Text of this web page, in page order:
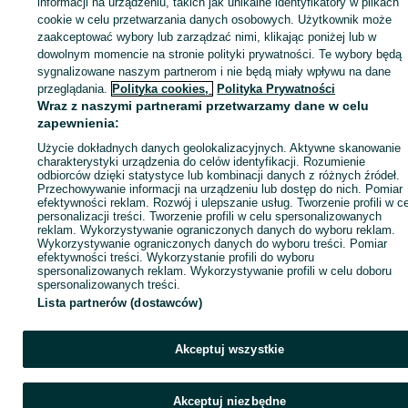
KATEGORIA
ID:814270293 Wyświetlenia:
Zadzwoń / SMS
cookie w celu przetwarzania danych osobowych. Użytkownik może
zaakceptować wybory lub zarządzać nimi, klikając poniżej lub w
dowolnym momencie na stronie polityki prywatności. Te wybory będą
sygnalizowane naszym partnerom i nie będą miały wpływu na dane
przeglądania. Polityka cookies, Polityka Prywatności
Wraz z naszymi partnerami przetwarzamy dane w celu
zapewnienia:
Użycie dokładnych danych geolokalizacyjnych. Aktywne skanowanie
charakterystyki urządzenia do celów identyfikacji. Rozumienie
odbiorców dzięki statystyce lub kombinacji danych z różnych źródeł.
Przechowywanie informacji na urządzeniu lub dostęp do nich. Pomiar
efektywności reklam. Rozwój i ulepszanie usług. Tworzenie profili w
personalizacji treści. Tworzenie profili w celu spersonalizowanych
reklam. Wykorzystywanie ograniczonych danych do wyboru reklam.
Wykorzystywanie ograniczonych danych do wyboru treści. Pomiar
efektywności treści. Wykorzystanie profili do wyboru
spersonalizowanych reklam. Wykorzystywanie profili w celu doboru
spersonalizowanych treści.
Lista partnerów (dostawców)
Akceptuj wszystkie
Akceptuj niezbędne